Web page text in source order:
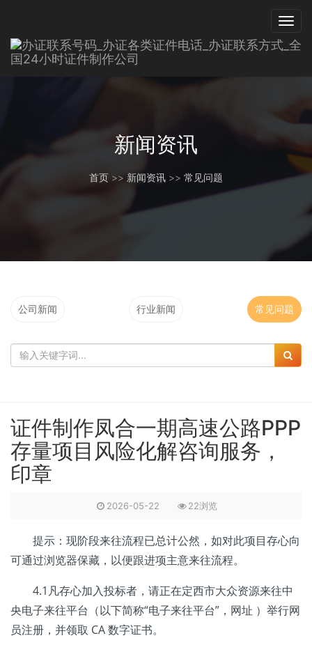
新闻资讯
首页 >> 新闻资讯 >> 常见问题
公司新闻 行业新闻 常见问题
证件制作凤合一期高速公路PPP
存量项目风险化解咨询服务，
印章
2026-05-22 22浏览
提示：现阶段来往流程已总计公然，如对此项目存心向
可通过浏览器保藏，以便跟进项主意来往流程。
4.1凡存心加入投标者，请正在定西市大众资源来往中
央电子来往平台（以下简称“电子来往平台”，网址 ）举行网
员注册，并领取 CA 数字证书。